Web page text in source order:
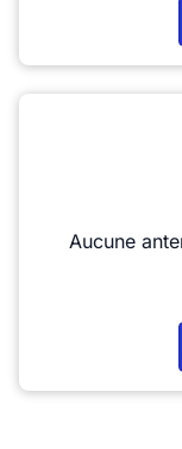
Aucune